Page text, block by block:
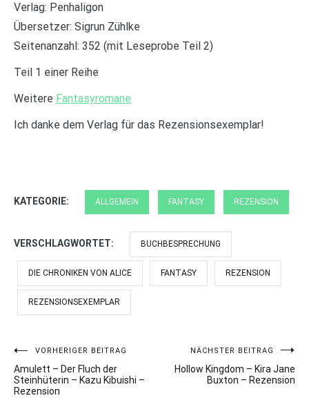
Verlag: Penhaligon
Übersetzer: Sigrun Zühlke
Seitenanzahl: 352 (mit Leseprobe Teil 2)
Teil 1 einer Reihe
Weitere Fantasyromane
Ich danke dem Verlag für das Rezensionsexemplar!
KATEGORIE: ALLGEMEIN FANTASY REZENSION
VERSCHLAGWORTET: BUCHBESPRECHUNG
DIE CHRONIKEN VON ALICE FANTASY REZENSION
REZENSIONSEXEMPLAR
Beitragsnavigation
VORHERIGER BEITRAG
Amulett – Der Fluch der
Steinhüterin – Kazu Kibuishi –
Rezension
NÄCHSTER BEITRAG
Hollow Kingdom – Kira Jane
Buxton – Rezension